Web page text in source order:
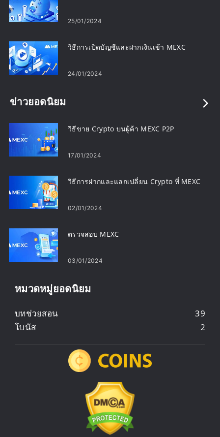
25/01/2024
วิธีการเปิดบัญชีและฝากเงินเข้า MEXC
24/01/2024
ข่าวยอดนิยม
วิธีขาย Crypto บนผู้ค้า MEXC P2P
17/01/2024
วิธีการฝากและแลกเปลี่ยน Crypto ที่ MEXC
02/01/2024
ตรวจสอบ MEXC
03/01/2024
หมวดหมู่ยอดนิยม
บทช่วยสอน
39
โบนัส
2